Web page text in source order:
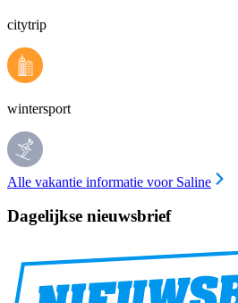
citytrip
wintersport
Alle vakantie informatie voor Saline
Dagelijkse nieuwsbrief